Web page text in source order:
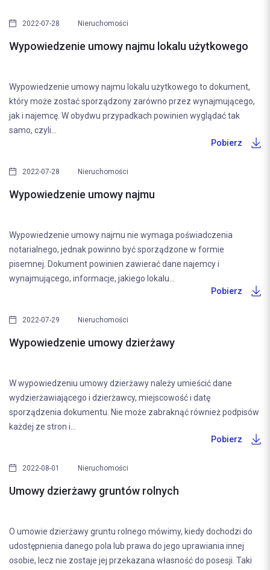
2022-07-28 Nieruchomości
Wypowiedzenie umowy najmu lokalu użytkowego
Wypowiedzenie umowy najmu lokalu użytkowego to dokument,
który może zostać sporządzony zarówno przez wynajmującego,
jak i najemcę. W obydwu przypadkach powinien wyglądać tak
samo, czyli...
Pobierz
2022-07-28 Nieruchomości
Wypowiedzenie umowy najmu
Wypowiedzenie umowy najmu nie wymaga poświadczenia
notarialnego, jednak powinno być sporządzone w formie
pisemnej. Dokument powinien zawierać dane najemcy i
wynajmującego, informacje, jakiego lokalu...
Pobierz
2022-07-29 Nieruchomości
Wypowiedzenie umowy dzierżawy
W wypowiedzeniu umowy dzierżawy należy umieścić dane
wydzierżawiającego i dzierżawcy, miejscowość i datę
sporządzenia dokumentu. Nie może zabraknąć również podpisów
każdej ze stron i...
Pobierz
2022-08-01 Nieruchomości
Umowy dzierżawy gruntów rolnych
O umowie dzierżawy gruntu rolnego mówimy, kiedy dochodzi do
udostępnienia danego pola lub prawa do jego uprawiania innej
osobie, lecz nie zostaje jej przekazana własność do posesji. Taki